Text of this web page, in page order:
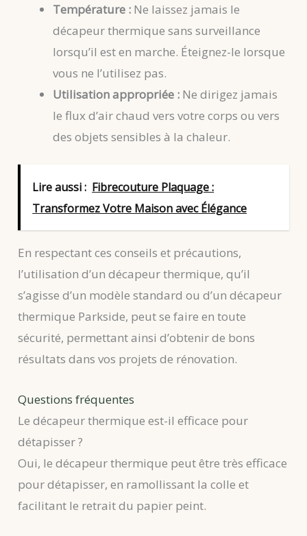
Température : Ne laissez jamais le
décapeur thermique sans surveillance
lorsqu’il est en marche. Éteignez-le lorsque
vous ne l’utilisez pas.
Utilisation appropriée : Ne dirigez jamais
le flux d’air chaud vers votre corps ou vers
des objets sensibles à la chaleur.
Lire aussi : Fibrecouture Plaquage :
Transformez Votre Maison avec Élégance
En respectant ces conseils et précautions,
l’utilisation d’un décapeur thermique, qu’il
s’agisse d’un modèle standard ou d’un décapeur
thermique Parkside, peut se faire en toute
sécurité, permettant ainsi d’obtenir de bons
résultats dans vos projets de rénovation.
Questions fréquentes
Le décapeur thermique est-il efficace pour
détapisser ?
Oui, le décapeur thermique peut être très efficace
pour détapisser, en ramollissant la colle et
facilitant le retrait du papier peint.